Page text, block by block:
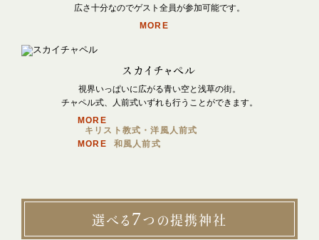
広さ十分なのでゲスト全員が参加可能です。
MORE
スカイチャペル
視界いっぱいに広がる青い空と浅草の街。
チャペル式、人前式いずれも行うことができます。
MORE
キリスト教式・洋風人前式
MORE
和風人前式
選べる 7つの提携神社